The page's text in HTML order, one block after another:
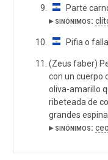
Parte
▸ sinónimos:
Pifia o
(Zeus faber)
con un cuerpo
oliva-amarillo
ribeteada de
grandes
▸ sinónimos: ceo